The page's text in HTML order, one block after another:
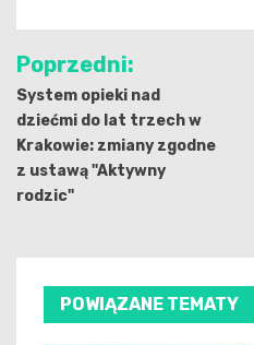
Nawigacja
wpisu
Poprzedni:
System opieki nad
dziećmi do lat trzech w
Krakowie: zmiany zgodne
z ustawą "Aktywny
rodzic"
POWIĄZANE TEMATY